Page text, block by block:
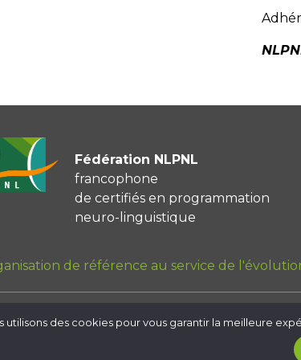
Fédération NLPNL
francophone
de certifiés en programmation
neuro-linguistique
de référence au service de
légales Politique de confidentialité
utilisons des cookies pour vous garantir la meilleure